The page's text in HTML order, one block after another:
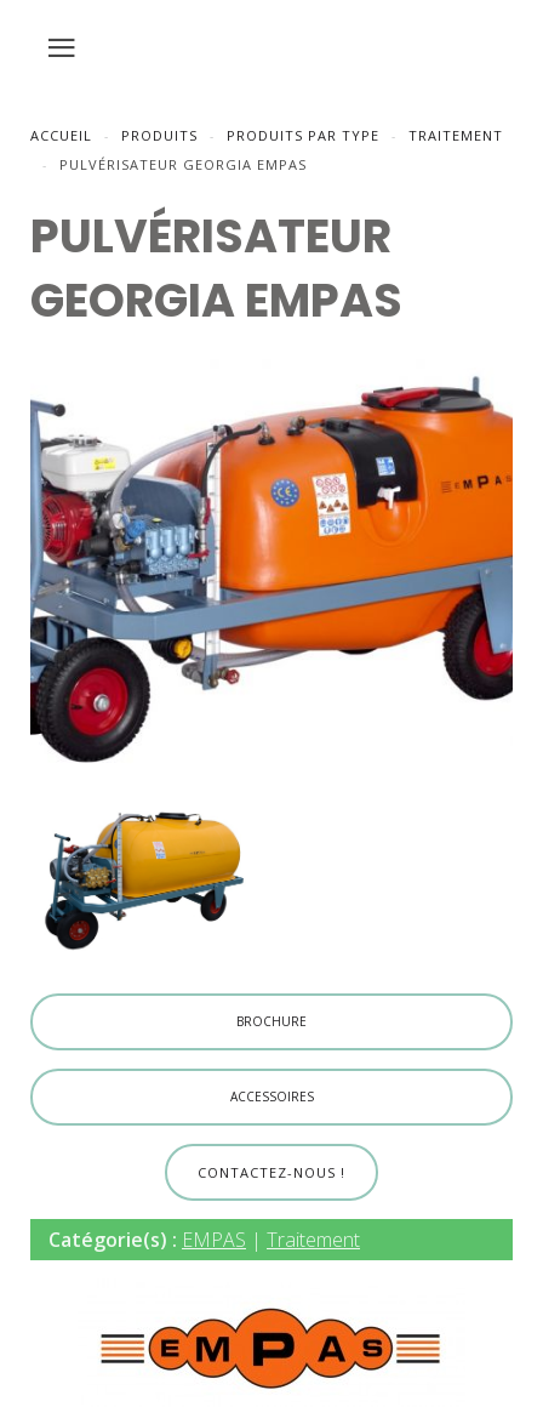
ACCUEIL PRODUITS PRODUITS PAR TYPE
TRAITEMENT
PULVÉRISATEUR GEORGIA EMPAS
PULVÉRISATEUR
GEORGIA EMPAS
BROCHURE
ACCESSOIRES
CONTACTEZ-NOUS !
Catégorie(s) : EMPAS | Traitement